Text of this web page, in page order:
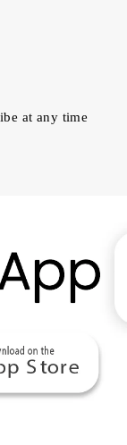
at any time